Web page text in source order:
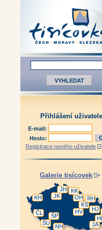
Přihlášení uživatele
E-mail:
Heslo:
Registrace nového uživatele
Galerie tisícovek
JA
HJ
HV
NH
KS
RH
ŠP
ŠU
OH
JK
KK
ČL
JH
KH